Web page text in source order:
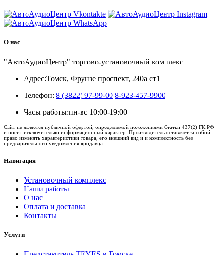
О нас
"АвтоАудиоЦентр" торгово-установочный комплекс
Адрес:Томск, Фрунзе проспект, 240а ст1
Телефон: 8 (3822) 97-99-00 8-923-457-9900
Часы работы:пн-вс 10:00-19:00
Сайт не является публичной офертой, определяемой положениями Статьи 437(2) ГК РФ
и носит исключительно информационный характер. Производитель оставляет за собой
право изменять характеристики товара, его внешний вид и и комплектность без
предварительного уведомления продавца.
Навигация
Установочный комплекс
Наши работы
О нас
Оплата и доставка
Контакты
Услуги